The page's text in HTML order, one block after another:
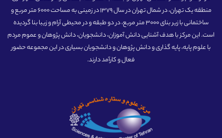
منطقه یک تهران، در شمال تهران در سال 1379 در زمینی به مساحت 6000 متر مربع و
ساختمانی با زیر بنای 3000 متر مربع، در دو طبقه و در محیطی آرام و زیبا بنا گردیده
است. این مرکز با هدف آشنایی دانش آموزان، دانشجویان، دانش پژوهان و عموم مردم
با علوم پایه، پایه گذاری و دانش پژوهان و دانشجویان بسیاری در این مجموعه حضور
فعال و کارآمد دارند.